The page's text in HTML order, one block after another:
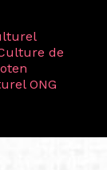
de
ONG